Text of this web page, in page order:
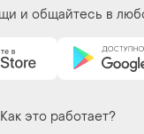
и общайтесь в
Как это работает?